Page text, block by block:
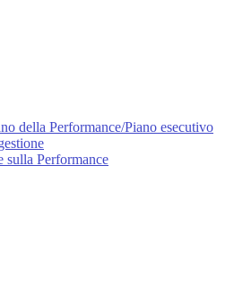
della Performance/Piano esecutivo
sulla Performance